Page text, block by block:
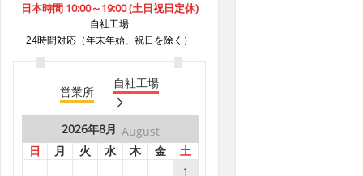
日本時間 10:00～19:00 (土日祝日定休)
自社工場
24時間対応（年末年始、祝日を除く）
営業所
自社工場
2026年8月 August
日
月 火 水 木 金
土
1
B8***1A
8.9
5
B8***6A
8.9
20
B8***6A
8.9
20
B8***8A
8.9
5
B8***2A
8.9
5
B6***8A
8.9
5